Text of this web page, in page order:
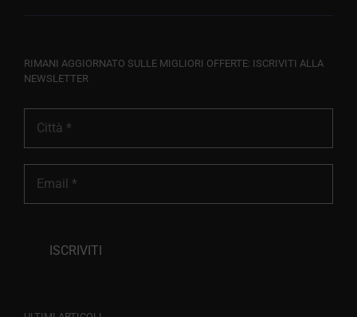
RIMANI AGGIORNATO SULLE MIGLIORI OFFERTE: ISCRIVITI ALLA
NEWSLETTER